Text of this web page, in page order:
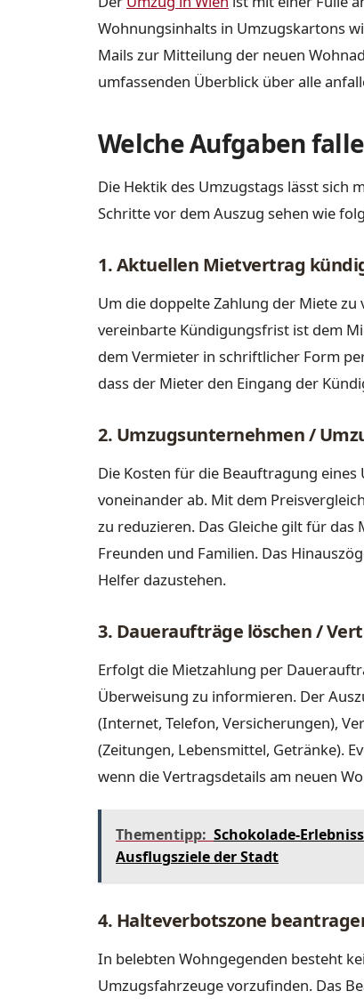
Wohnungsinhalts in Umzugskartons
Mails zur Mitteilung der neuen
umfassenden Überblick über alle
Welche Aufgaben
Die Hektik des Umzugstags lässt sich
Schritte vor dem Auszug sehen wie
1. Aktuellen Mietvertrag
Um die doppelte Zahlung der Miete
vereinbarte Kündigungsfrist ist dem
dem Vermieter in schriftlicher Form
dass der Mieter den Eingang der
2. Umzugsunternehmen /
Die Kosten für die Beauftragung
voneinander ab. Mit dem
zu reduzieren. Das Gleiche gilt für
Freunden und Familien. Das
Helfer dazustehen.
3. Daueraufträge löschen /
Erfolgt die Mietzahlung per
Überweisung zu informieren. Der
(Internet, Telefon, Versicherungen),
(Zeitungen, Lebensmittel, Getränke).
wenn die Vertragsdetails am neuen
Thementipp: Schokolade-
Ausflugsziele der Stadt
4. Halteverbotszone
In belebten Wohngegenden besteht
Umzugsfahrzeuge vorzufinden. Das